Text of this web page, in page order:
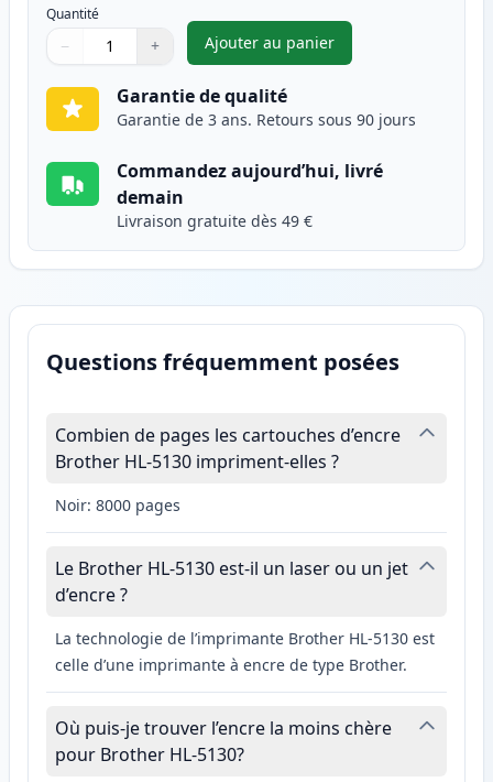
Quantité
Quantité
Utilisez les boutons pour ajuster
− +
Quantité
Ajouter au panier
,Brother TN3060 (TN3030)
Garantie de qualité
Garantie de 3 ans. Retours sous 90 jours
Commandez aujourd’hui, livré
demain
Livraison gratuite dès 49 €
Questions fréquemment posées
Combien de pages les cartouches d’encre
Brother HL-5130 impriment-elles ?
Noir: 8000 pages
Le Brother HL-5130 est-il un laser ou un jet
d’encre ?
La technologie de l’imprimante Brother HL-5130 est
celle d’une imprimante à encre de type Brother.
Où puis-je trouver l’encre la moins chère
pour Brother HL-5130?